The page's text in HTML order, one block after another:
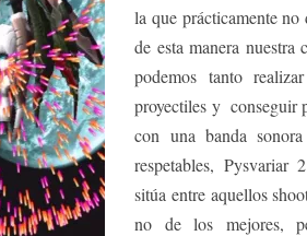
la que prácticamente no
de esta manera nuestra
podemos tanto
proyectiles y conseguir
con una banda
respetables,
sitúa entre aquellos
no de los mejores,